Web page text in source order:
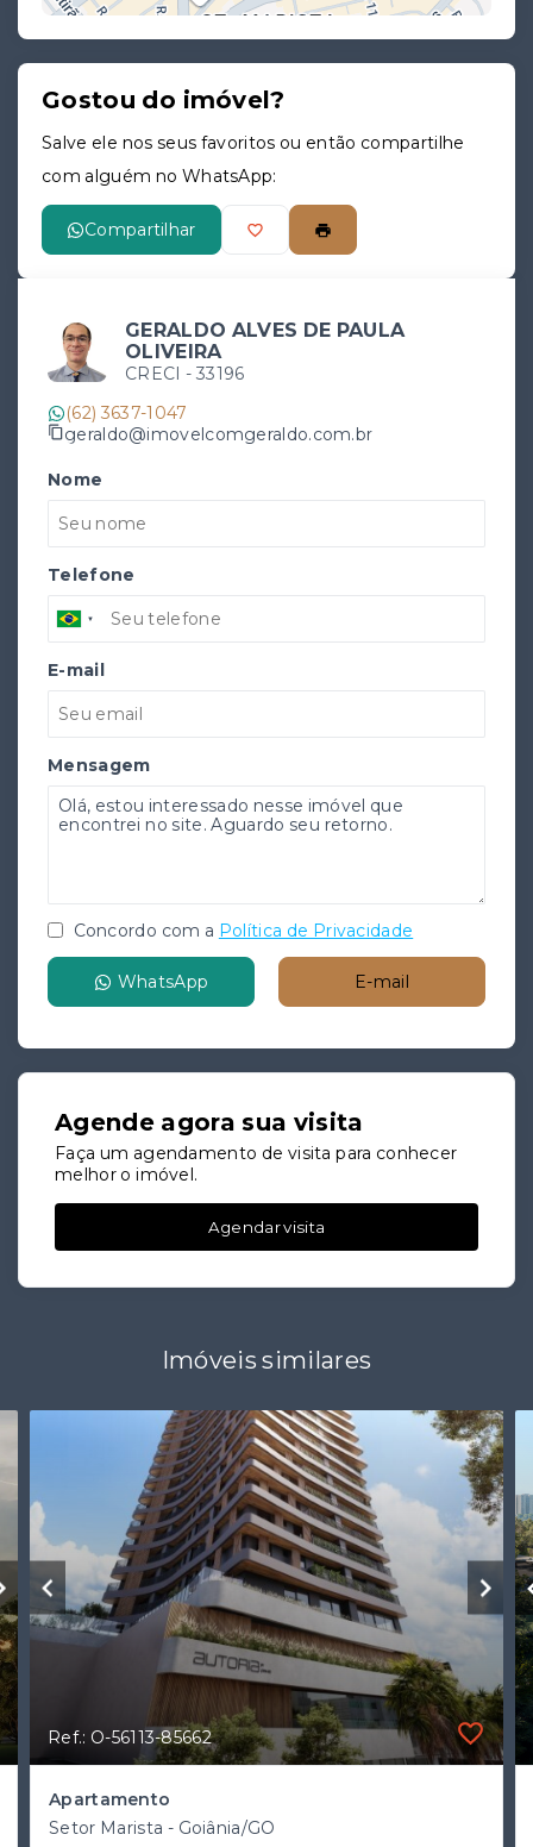
Gostou do imóvel?
Salve ele nos seus favoritos ou então compartilhe
com alguém no WhatsApp:
Compartilhar
GERALDO ALVES DE PAULA
OLIVEIRA
CRECI - 33196
(62) 3637-1047
geraldo@imovelcomgeraldo.com.br
Nome
Telefone
E-mail
Mensagem
Concordo com a Política de Privacidade
WhatsApp E-mail
Agende agora sua visita
Faça um agendamento de visita para conhecer
melhor o imóvel.
Agendar visita
Imóveis similares
Ref.: O-56113-85662
Apartamento
Setor Marista - Goiânia/GO